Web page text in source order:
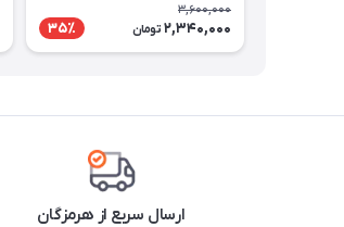
3,600,000
2,340,000 تومان 35٪
ارسال سریع از هرمزگان